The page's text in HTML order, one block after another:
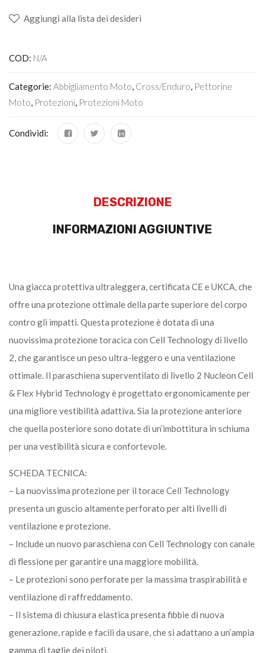
Aggiungi alla lista dei desideri
COD: N/A
Categorie: Abbigliamento Moto, Cross/Enduro, Pettorine
Moto, Protezioni, Protezioni Moto
Condividi:
DESCRIZIONE
INFORMAZIONI AGGIUNTIVE
Una giacca protettiva ultraleggera, certificata CE e UKCA, che
offre una protezione ottimale della parte superiore del corpo
contro gli impatti. Questa protezione è dotata di una
nuovissima protezione toracica con Cell Technology di livello
2, che garantisce un peso ultra-leggero e una ventilazione
ottimale. Il paraschiena superventilato di livello 2 Nucleon Cell
& Flex Hybrid Technology è progettato ergonomicamente per
una migliore vestibilità adattiva. Sia la protezione anteriore
che quella posteriore sono dotate di un’imbottitura in schiuma
per una vestibilità sicura e confortevole.
SCHEDA TECNICA:
– La nuovissima protezione per il torace Cell Technology
presenta un guscio altamente perforato per alti livelli di
ventilazione e protezione.
– Include un nuovo paraschiena con Cell Technology con canale
di flessione per garantire una maggiore mobilità.
– Le protezioni sono perforate per la massima traspirabilità e
ventilazione di raffreddamento.
– Il sistema di chiusura elastica presenta fibbie di nuova
generazione, rapide e facili da usare, che si adattano a un’ampia
gamma di taglie dei piloti.